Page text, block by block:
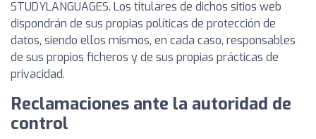
STUDYLANGUAGES. Los titulares de dichos sitios web
dispondrán de sus propias políticas de protección de
datos, siendo ellos mismos, en cada caso, responsables
de sus propios ficheros y de sus propias prácticas de
privacidad.
Reclamaciones ante la autoridad de
control